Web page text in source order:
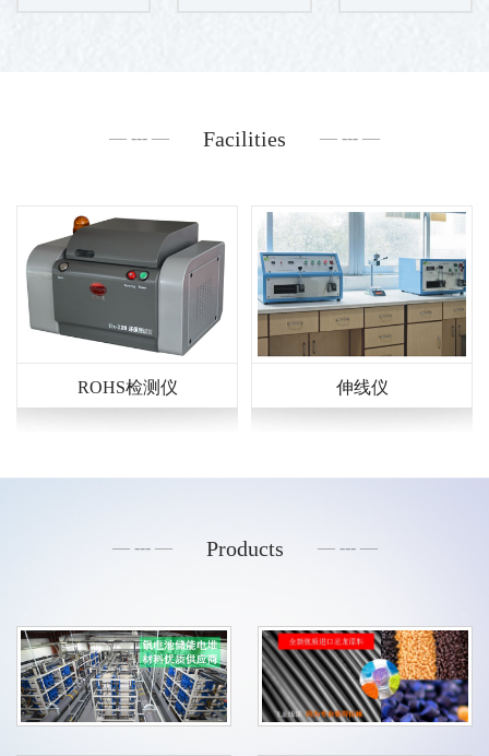
Facilities
ROHS检测仪 伸线仪
Products